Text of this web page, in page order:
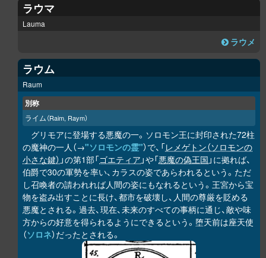
ラウマ
Lauma
ラウメ
ラウム
Raum
別称
ライム（Raim, Raym）
グリモアに登場する悪魔の一。ソロモン王に封印された72柱
の魔神の一人（→"ソロモンの霊"）で、「レメゲトン（ソロモンの
小さな鍵） 」の第1部「ゴエティア 」や「悪魔の偽王国 」に拠れば、
伯爵で30の軍勢を率い、カラスの姿であらわれるという。ただ
し召喚者の請われれば人間の姿にもなれるという。王宮から宝
物を盗み出すことに長け、都市を破壊し、人間の尊厳を貶める
悪魔とされる。過去、現在、未来のすべての事柄に通じ、敵や味
方からの好意を得られるようにできるという。堕天前は座天使
（ソロネ）だったとされる。